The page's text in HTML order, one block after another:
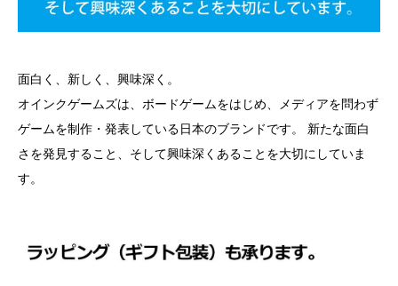
面白く、新しく、興味深く。
オインクゲームズは、ボードゲームをはじめ、メディアを問わず
ゲームを制作・発表している日本のブランドです。 新たな面白
さを発見すること、そして興味深くあることを大切にしていま
す。